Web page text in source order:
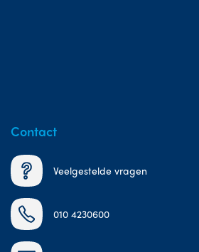
Contact
Veelgestelde vragen
010 4230600